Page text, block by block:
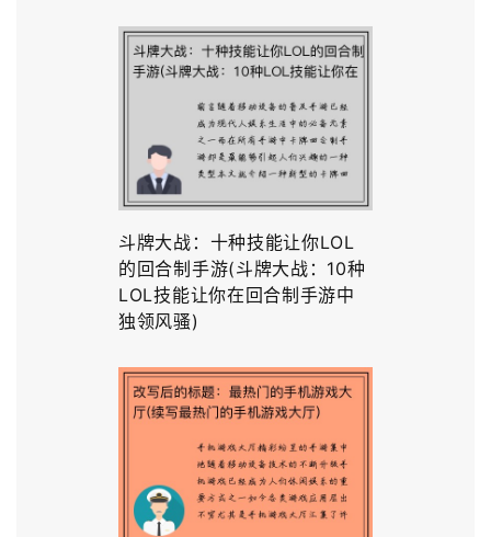
斗牌大战：十种技能让你LOL
的回合制手游(斗牌大战：10种
LOL技能让你在回合制手游中
独领风骚)